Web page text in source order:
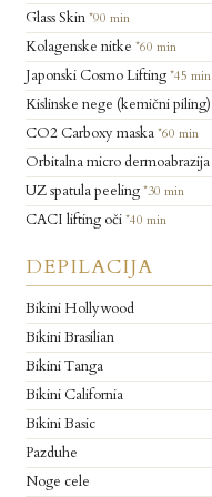
Glass Skin *90 min
Kolagenske nitke *60 min
Japonski Cosmo Lifting *45 min
Kislinske nege (kemični piling)
CO2 Carboxy maska *60 min
Orbitalna micro dermoabrazija
UZ spatula peeling *30 min
CACI lifting oči *40 min
DEPILACIJA
Bikini Hollywood
Bikini Brasilian
Bikini Tanga
Bikini California
Bikini Basic
Pazduhe
Noge cele